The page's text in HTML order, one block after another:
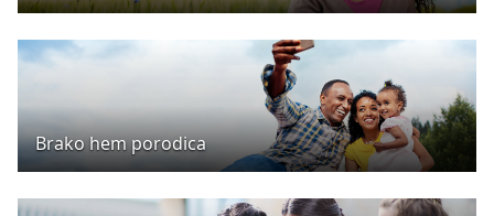
Brako hem porodica